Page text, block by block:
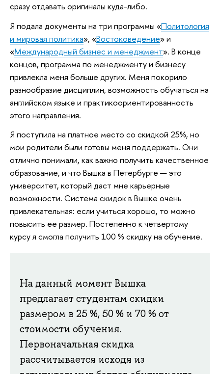
сразу отдавать оригиналы куда-либо.
Я подала документы на три программы «Политология
и мировая политика», «Востоковедение» и
«Международный бизнес и менеджмент». В конце
концов, программа по менеджменту и бизнесу
привлекла меня больше других. Меня покорило
разнообразие дисциплин, возможность обучаться на
английском языке и практикоориентированность
этого направления.
Я поступила на платное место со скидкой 25%, но
мои родители были готовы меня поддержать. Они
отлично понимали, как важно получить качественное
образование, и что Вышка в Петербурге — это
университет, который даст мне карьерные
возможности. Система скидок в Вышке очень
привлекательная: если учиться хорошо, то можно
повысить ее размер. Постепенно к четвертому
курсу я смогла получить 100 % скидку на обучение.
На данный момент Вышка
предлагает студентам скидки
размером в 25 %, 50 % и 70 % от
стоимости обучения.
Первоначальная скидка
рассчитывается исходя из